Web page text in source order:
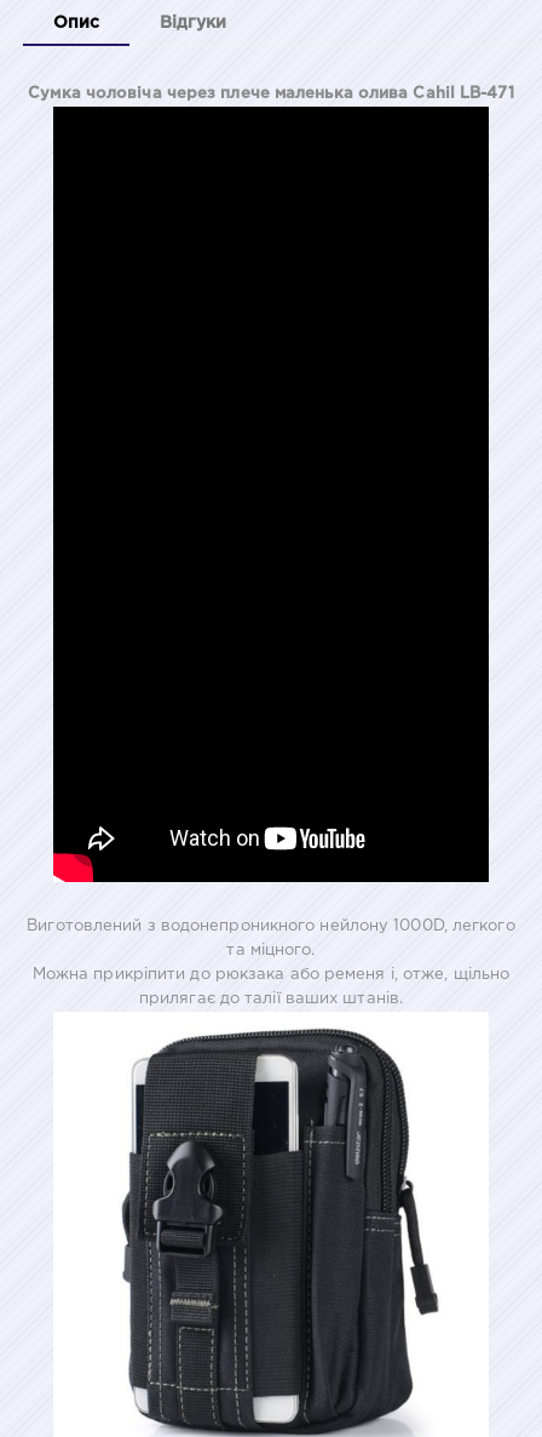
Опис Відгуки
Сумка чоловіча через плече маленька олива Cahil LB-471
Виготовлений з водонепроникного нейлону 1000D, легкого
та міцного.
Можна прикріпити до рюкзака або ременя і, отже, щільно
прилягає до талії ваших штанів.